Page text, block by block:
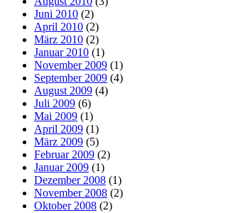
Juni 2010 (2)
April 2010 (2)
März 2010 (2)
Januar 2010 (1)
November 2009 (1)
September 2009 (4)
August 2009 (4)
Juli 2009 (6)
Mai 2009 (1)
April 2009 (1)
März 2009 (5)
Februar 2009 (2)
Januar 2009 (1)
Dezember 2008 (1)
November 2008 (2)
Oktober 2008 (2)